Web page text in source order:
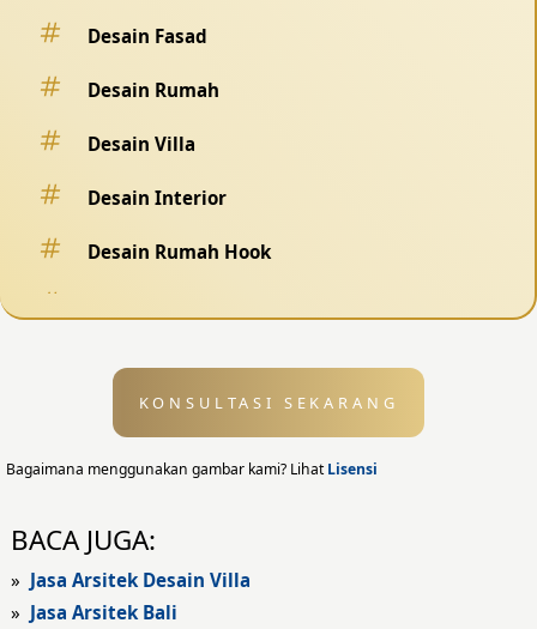
Desain Fasad
Desain Rumah
Desain Villa
Desain Interior
Desain Rumah Hook
Desain Eksterior
Desain Eksterior Rumah
Desain Rumah Modern
KONSULTASI SEKARANG
Bagaimana menggunakan gambar kami? LihatLisensi
BACA JUGA:
» Jasa Arsitek Desain Villa
» Jasa Arsitek Bali